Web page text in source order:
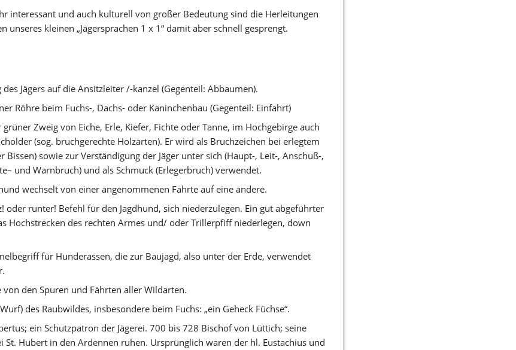
interessant und auch kulturell von großer Bedeutung sind die Herleitungen
unseres kleinen „Jägersprachen 1 x 1“ damit aber schnell gesprengt.
Jägers auf die Ansitzleiter /-kanzel (Gegenteil: Abbaumen).
Röhre beim Fuchs-, Dachs- oder Kaninchenbau (Gegenteil: Einfahrt)
Zweig von Eiche, Erle, Kiefer, Fichte oder Tanne, im Hochgebirge auch
(sog. bruchgerechte Holzarten). Er wird als Bruchzeichen bei erlegtem
sowie zur Verständigung der Jäger unter sich (Haupt-, Leit-, Anschuß-,
und Warnbruch) und als Schmuck (Erlegerbruch) verwendet.
wechselt von einer angenommenen Fährte auf eine andere.
oder runter! Befehl für den Jagdhund, sich niederzulegen. Ein gut abgeführter
Hochstrecken des rechten Armes und/ oder Trillerpfiff niederlegen, down
für Hunderassen, die zur Baujagd, also unter der Erde, verwendet
den Spuren und Fährten aller Wildarten.
des Raubwildes, insbesondere beim Fuchs: „ein Geheck Füchse“.
ein Schutzpatron der Jägerei. 700 bis 728 Bischof von Lüttich; seine
St. Hubert in den Ardennen ruhen. Ursprünglich waren der hl. Eustachius und